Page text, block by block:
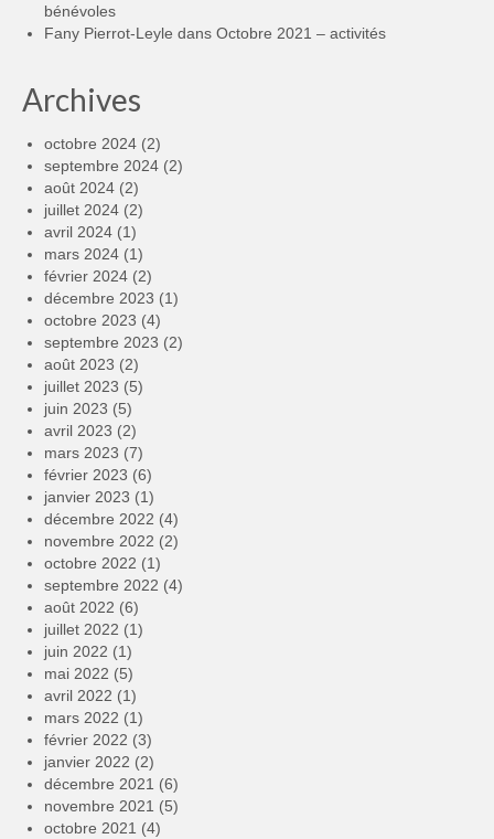
bénévoles
Fany Pierrot-Leyle dans Octobre 2021 – activités
Archives
octobre 2024 (2)
septembre 2024 (2)
août 2024 (2)
juillet 2024 (2)
avril 2024 (1)
mars 2024 (1)
février 2024 (2)
décembre 2023 (1)
octobre 2023 (4)
septembre 2023 (2)
août 2023 (2)
juillet 2023 (5)
juin 2023 (5)
avril 2023 (2)
mars 2023 (7)
février 2023 (6)
janvier 2023 (1)
décembre 2022 (4)
novembre 2022 (2)
octobre 2022 (1)
septembre 2022 (4)
août 2022 (6)
juillet 2022 (1)
juin 2022 (1)
mai 2022 (5)
avril 2022 (1)
mars 2022 (1)
février 2022 (3)
janvier 2022 (2)
décembre 2021 (6)
novembre 2021 (5)
octobre 2021 (4)